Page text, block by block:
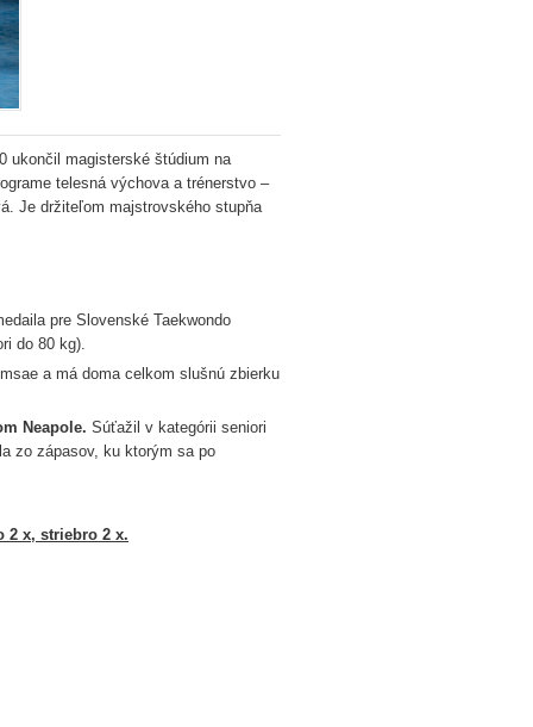
ukončil magisterské štúdium na
telesná výchova a trénerstvo –
Je držiteľom majstrovského stupňa
pre Slovenské Taekwondo
do 80 kg).
a má doma celkom slušnú zbierku
Neapole. Súťažil v kategórii seniori
zo zápasov, ku ktorým sa po
2 x, striebro 2 x.